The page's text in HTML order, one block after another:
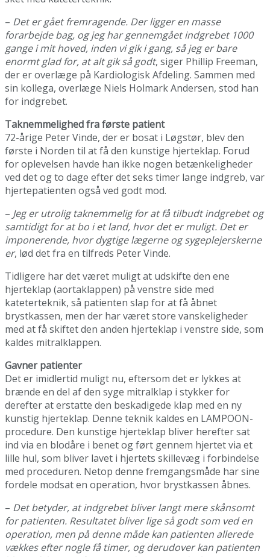
– Det er gået fremragende. Der ligger en masse
forarbejde bag, og jeg har gennemgået indgrebet 1000
gange i mit hoved, inden vi gik i gang, så jeg er bare
enormt glad for, at alt gik så godt, siger Phillip Freeman,
der er overlæge på Kardiologisk Afdeling. Sammen med
sin kollega, overlæge Niels Holmark Andersen, stod han
for indgrebet.
Taknemmelighed fra første patient
72-årige Peter Vinde, der er bosat i Løgstør, blev den
første i Norden til at få den kunstige hjerteklap. Forud
for oplevelsen havde han ikke nogen betænkeligheder
ved det og to dage efter det seks timer lange indgreb, var
hjertepatienten også ved godt mod.
– Jeg er utrolig taknemmelig for at få tilbudt indgrebet og
samtidigt for at bo i et land, hvor det er muligt. Det er
imponerende, hvor dygtige lægerne og sygeplejerskerne
er, lød det fra en tilfreds Peter Vinde.
Tidligere har det været muligt at udskifte den ene
hjerteklap (aortaklappen) på venstre side med
kateterteknik, så patienten slap for at få åbnet
brystkassen, men der har været store vanskeligheder
med at få skiftet den anden hjerteklap i venstre side, som
kaldes mitralklappen.
Gavner patienter
Det er imidlertid muligt nu, eftersom det er lykkes at
brænde en del af den syge mitralklap i stykker for
derefter at erstatte den beskadigede klap med en ny
kunstig hjerteklap. Denne teknik kaldes en LAMPOON-
procedure. Den kunstige hjerteklap bliver herefter sat
ind via en blodåre i benet og ført gennem hjertet via et
lille hul, som bliver lavet i hjertets skillevæg i forbindelse
med proceduren. Netop denne fremgangsmåde har sine
fordele modsat en operation, hvor brystkassen åbnes.
– Det betyder, at indgrebet bliver langt mere skånsomt
for patienten. Resultatet bliver lige så godt som ved en
operation, men på denne måde kan patienten allerede
vækkes efter nogle få timer, og derudover kan patienten